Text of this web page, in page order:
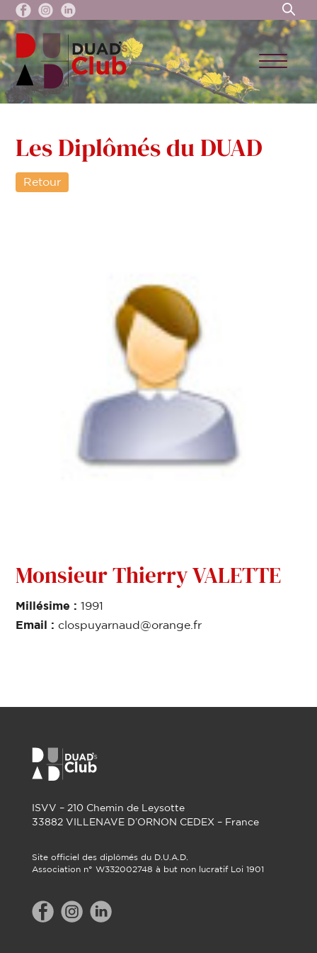
Les Diplômés du DUAD
Retour
Monsieur Thierry VALETTE
Millésime :1991
Email : clospuyarnaud@orange.fr
ISVV – 210 Chemin de Leysotte
33882 VILLENAVE D’ORNON CEDEX – France
Site officiel des diplômés du D.U.A.D.
Association n° W332002748 à but non lucratif Loi 1901